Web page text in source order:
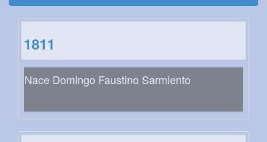
1811
Nace Domingo Faustino Sarmiento